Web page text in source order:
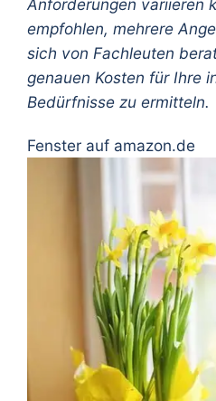
Anforderungen variieren
empfohlen, mehrere
sich von Fachleuten
genauen Kosten für Ihre
Bedürfnisse zu ermitteln.
Fenster auf amazon.de